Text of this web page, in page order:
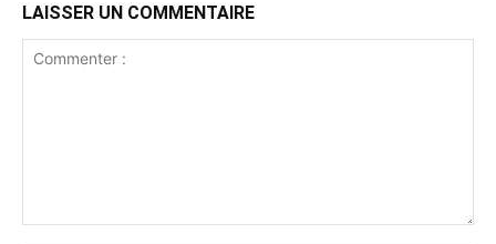
LAISSER UN COMMENTAIRE